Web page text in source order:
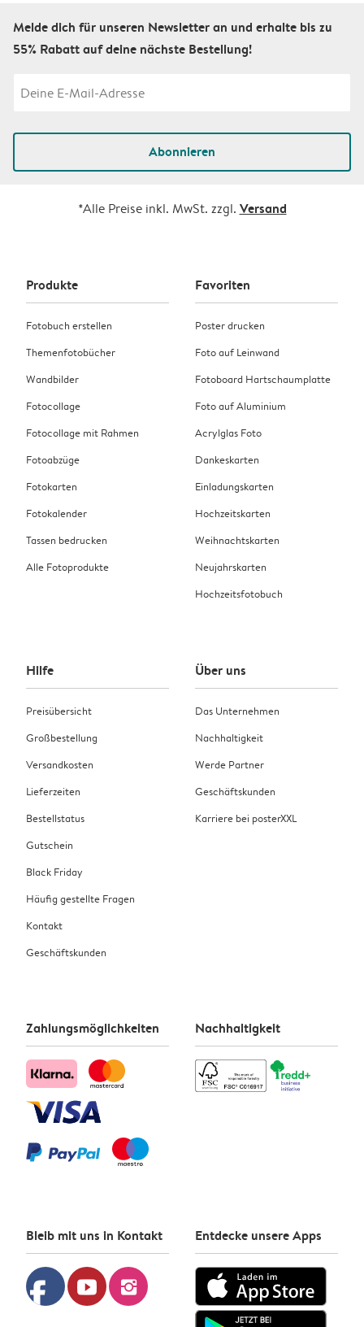
Melde dich für unseren Newsletter an und erhalte bis zu
55% Rabatt auf deine nächste Bestellung!
Abonnieren
*Alle Preise inkl. MwSt. zzgl. Versand
Produkte
Fotobuch erstellen
Themenfotobücher
Wandbilder
Fotocollage
Fotocollage mit Rahmen
Fotoabzüge
Fotokarten
Fotokalender
Tassen bedrucken
Alle Fotoprodukte
Favoriten
Poster drucken
Foto auf Leinwand
Fotoboard Hartschaumplatte
Foto auf Aluminium
Acrylglas Foto
Dankeskarten
Einladungskarten
Hochzeitskarten
Weihnachtskarten
Neujahrskarten
Hochzeitsfotobuch
Hilfe
Preisübersicht
Großbestellung
Versandkosten
Lieferzeiten
Bestellstatus
Gutschein
Black Friday
Häufig gestellte Fragen
Kontakt
Geschäftskunden
Über uns
Das Unternehmen
Nachhaltigkeit
Werde Partner
Geschäftskunden
Karriere bei posterXXL
Zahlungsmöglichkeiten Nachhaltigkeit
Bleib mit uns in Kontakt
facebook youtube instagram
Entdecke unsere Apps